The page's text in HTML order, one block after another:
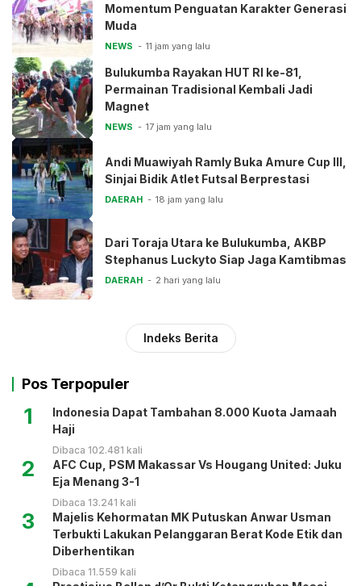
Momentum Penguatan Karakter Generasi
Muda
NEWS 11 jam yang lalu
Bulukumba Rayakan HUT RI ke-81,
Permainan Tradisional Kembali Jadi
Magnet
NEWS 17 jam yang lalu
Andi Muawiyah Ramly Buka Amure Cup III,
Sinjai Bidik Atlet Futsal Berprestasi
DAERAH 18 jam yang lalu
Dari Toraja Utara ke Bulukumba, AKBP
Stephanus Luckyto Siap Jaga Kamtibmas
DAERAH 2 hari yang lalu
Indeks Berita
Pos Terpopuler
1
Indonesia Dapat Tambahan 8.000 Kuota Jamaah
Haji
Dibaca 102.481 kali
2
AFC Cup, PSM Makassar Vs Hougang United: Juku
Eja Menang 3-1
Dibaca 13.241 kali
3
Majelis Kehormatan MK Putuskan Anwar Usman
Terbukti Lakukan Pelanggaran Berat Kode Etik dan
Diberhentikan
Dibaca 11.559 kali